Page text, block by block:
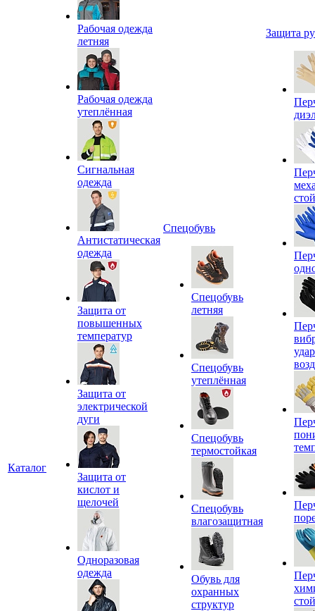
Каталог
Рабочая одежда
летняя
Рабочая одежда
утеплённая
Сигнальная
одежда
Антистатическая
одежда
Защита от
повышенных
температур
Защита от
электрической
дуги
Защита от
кислот и
щелочей
Одноразовая
одежда
Спецобувь
Спецобувь
летняя
Спецобувь
утеплённая
Спецобувь
термостойкая
Спецобувь
влагозащитная
Обувь для
охранных
структур
Защита